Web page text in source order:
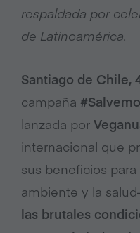
respaldada por
de Latinoamérica.
Santiago de Chile,
campaña
lanzada por
internacional que
sus beneficios
ambiente y la
las brutales